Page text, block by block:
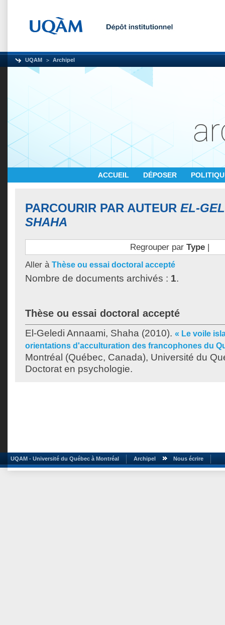
UQAM Archipel
ACCUEIL DÉPOSER
PARCOURIR PAR AUTEUR EL-
SHAHA
Regrouper par Type|
Aller à Thèse ou essai doctoral accepté
Nombre de documents archivés : 1.
Thèse ou essai doctoral accepté
El-Geledi Annaami, Shaha (2010). « Le voile
orientations d'acculturation des francophones du
Montréal (Québec, Canada), Université du
Doctorat en psychologie.
UQAM - Université du Québec à Montréal Archipel Nous écrire